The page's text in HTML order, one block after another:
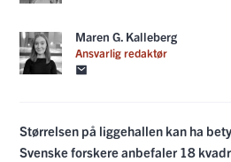
Maren G. Kalleberg
Ansvarlig redaktør
Størrelsen på liggehallen kan ha
Svenske forskere anbefaler 18